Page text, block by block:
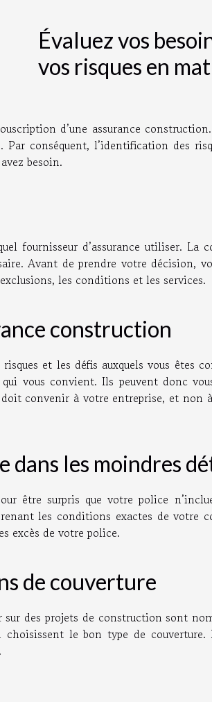
Évaluez vos
vos risques en
d’une assurance
Par conséquent, l’identification des
besoin.
fournisseur d’assurance utiliser. La
Avant de prendre votre décision,
les conditions et les services.
construction
et les défis auxquels vous êtes
vous convient. Ils peuvent donc
convenir à votre entreprise, et non
dans les moindres
être surpris que votre police
les conditions exactes de votre
excès de votre police.
de couverture
sur des projets de construction sont
le bon type de couverture.